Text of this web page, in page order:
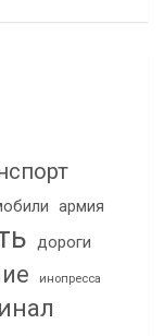
армия
дороги
инопресса